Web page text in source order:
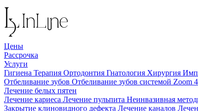
Цены
Рассрочка
Услуги
Гигиена Терапия Ортодонтия Гнатология Хирургия
Отбеливание зубов Отбеливание зубов системой Zoom 4
Лечение белых пятен
Лечение кариеса Лечение пульпита Неинвазивная
Закрытие клиновидного дефекта Лечение каналов